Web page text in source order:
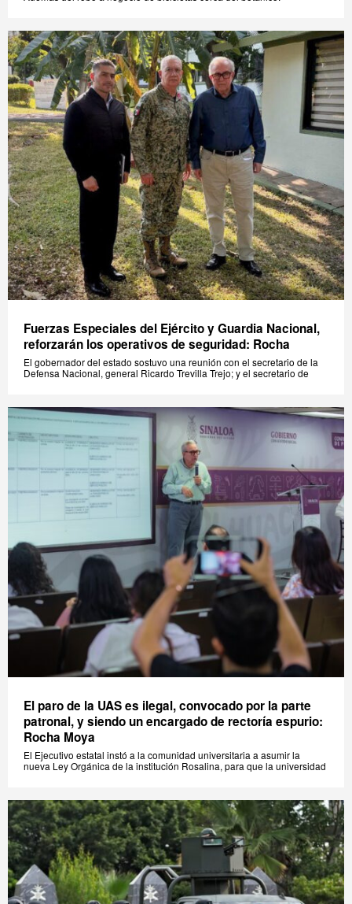
Fuerzas Especiales del Ejército y Guardia Nacional,
reforzarán los operativos de seguridad: Rocha
El gobernador del estado sostuvo una reunión con el secretario de la
Defensa Nacional, general Ricardo Trevilla Trejo; y el secretario de
El paro de la UAS es ilegal, convocado por la parte
patronal, y siendo un encargado de rectoría espurio:
Rocha Moya
El Ejecutivo estatal instó a la comunidad universitaria a asumir la
nueva Ley Orgánica de la institución Rosalina, para que la universidad